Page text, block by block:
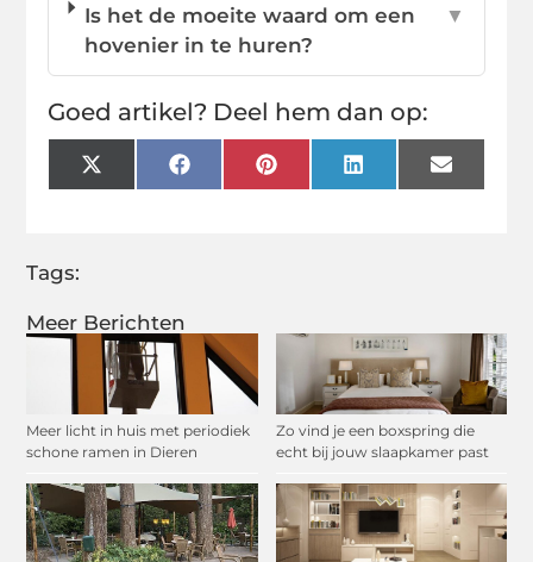
Meer Berichten
Meer licht in huis met periodiek
schone ramen in Dieren
Zo vind je een boxspring die
echt bij jouw slaapkamer past
Is het de moeite waard om een
hovenier in te huren?
▼
Goed artikel? Deel hem dan op:
X
(Twitter)
FacebookPinterestLinkedInEmail
Tags: